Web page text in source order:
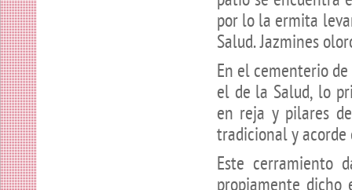
por lo la ermita
Salud. Jazmines
En el cementerio de
el de la Salud, lo
en reja y pilares
tradicional y acorde
Este cerramiento
propiamente dicho